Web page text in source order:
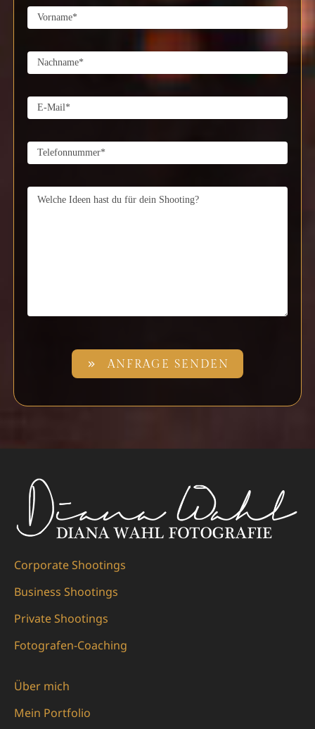
ANFRAGE SENDEN
Corporate Shootings
Business Shootings
Private Shootings
Fotografen-Coaching
Über mich
Mein Portfolio